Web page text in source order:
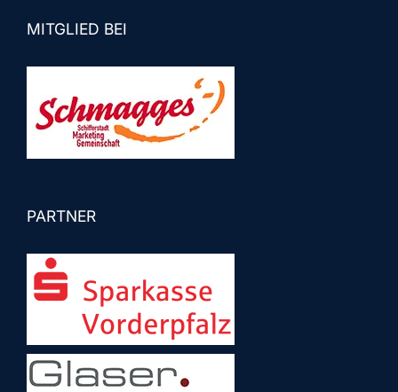
MITGLIED BEI
PARTNER